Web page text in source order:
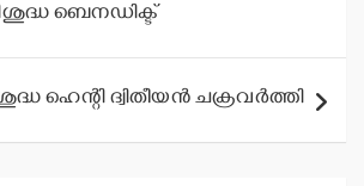
ബെനഡിക്ട്
ഹെന്റി ദ്വിതീയന്‍ ചക്രവര്‍ത്തി